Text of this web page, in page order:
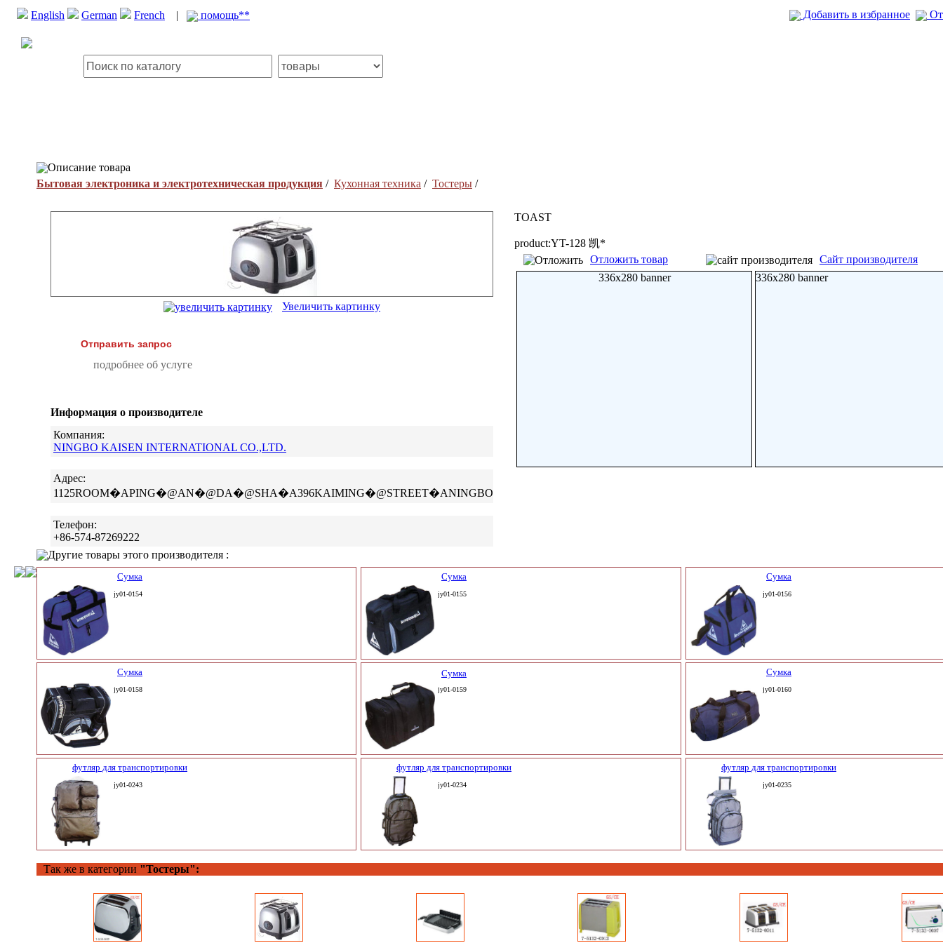
English German French | помощь** Добавить в избранное
Описание товара
Бытовая электроника и электротехническая продукция / Кухонная техника / Тостеры /
Увеличить картинку
Отправить запрос
подробнее об услуге
Информация о производителе
Компания:
NINGBO KAISEN INTERNATIONAL CO.,LTD.
Адрес:
1125ROOM�APING�@AN�@DA�@SHA�A396KAIMING�@STREET�ANINGBO
Телефон:
+86-574-87269222
TOAST
product:YT-128 凯*
Отложить товар
Сайт производителя
336x280 banner
336x280 banner
Другие товары этого производителя :
Сумка
jy01-0154
Сумка
jy01-0155
Сумка
jy01-0156
Сумка
jy01-0158
Сумка
jy01-0159
Сумка
jy01-0160
футляр для транспортировки
jy01-0243
футляр для транспортировки
jy01-0234
футляр для транспортировки
jy01-0235
Так же в категории "Тостеры":